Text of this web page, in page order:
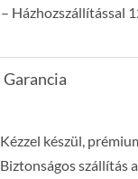
– Házhozszállítással
Garancia
Kézzel készül,
Biztonságos szállítás